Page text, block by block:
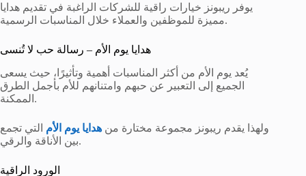
يوفر ريبونز خيارات راقية للشركات الراغبة في تقديم هدايا
مميزة للموظفين والعملاء خلال المناسبات الرسمية.
هدايا يوم الأم – رسالة حب لا تُنسى
يُعد يوم الأم من أكثر المناسبات أهمية وتأثيرًا، حيث يسعى
الجميع إلى التعبير عن حبهم وامتنانهم للأم بأجمل الطرق
الممكنة.
ولهذا يقدم ريبونز مجموعة مختارة من هدايا يوم الأم التي تجمع
بين الأناقة والرقي.
الورود الراقية